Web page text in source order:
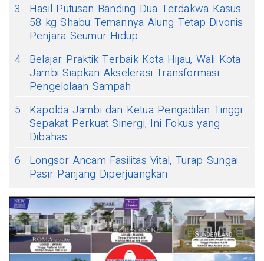
3
Hasil Putusan Banding Dua Terdakwa Kasus
58 kg Shabu Temannya Alung Tetap Divonis
Penjara Seumur Hidup
4 Belajar Praktik Terbaik Kota Hijau, Wali Kota
Jambi Siapkan Akselerasi Transformasi
Pengelolaan Sampah
5
Kapolda Jambi dan Ketua Pengadilan Tinggi
Sepakat Perkuat Sinergi, Ini Fokus yang
Dibahas
6
Longsor Ancam Fasilitas Vital, Turap Sungai
Pasir Panjang Diperjuangkan